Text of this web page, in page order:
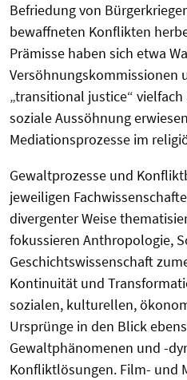
Befriedung von
bewaffneten Konflikten
Prämisse haben sich etwa
Versöhnungskommissionen
„transitional justice“
soziale Aussöhnung
Mediationsprozesse im
Gewaltprozesse und
jeweiligen
divergenter Weise
fokussieren Anthropologie,
Geschichtswissenschaft
Kontinuität und
sozialen, kulturellen,
Ursprünge in den Blick
Gewaltphänomenen und -
Konfliktlösungen. Film- und